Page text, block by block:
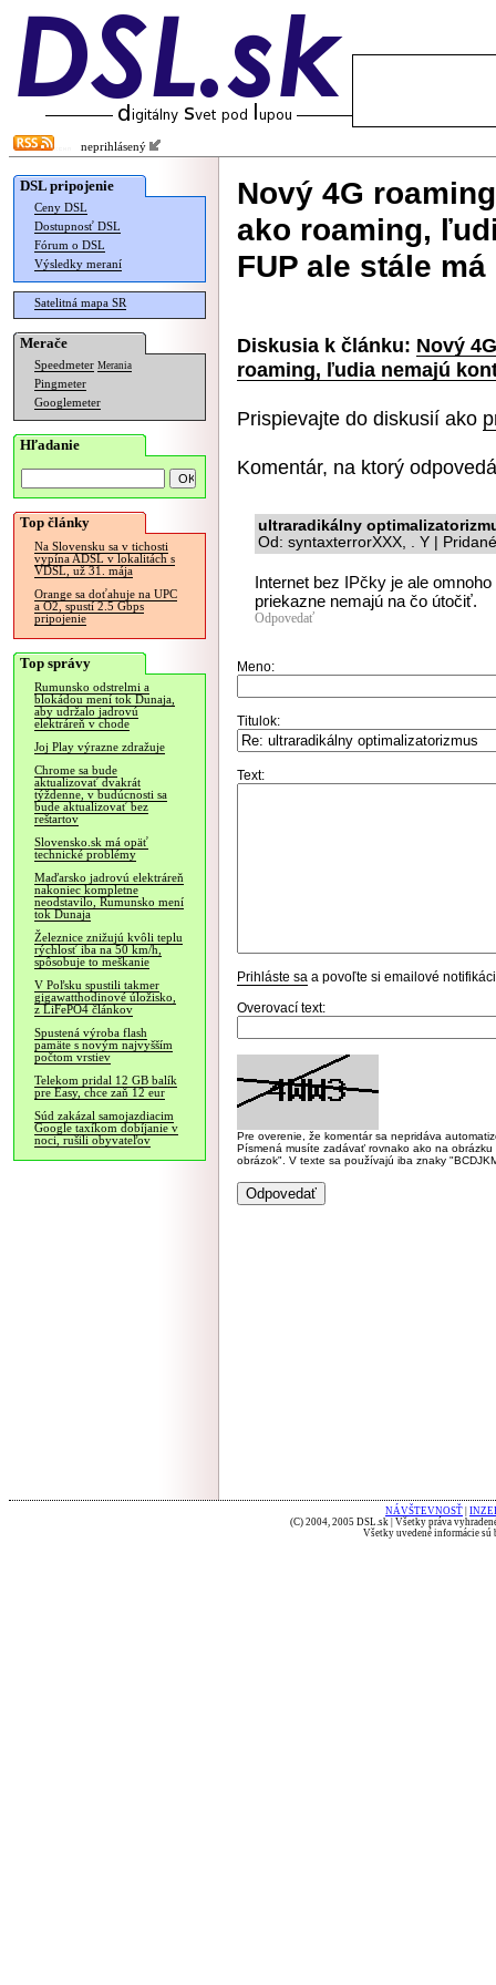
neprihlásený
DSL pripojenie
Ceny DSL
Dostupnosť DSL
Fórum o DSL
Výsledky meraní
Satelitná mapa SR
Merače
Speedmeter Merania
Pingmeter
Googlemeter
Hľadanie
Top články
Na Slovensku sa v tichosti
vypína ADSL v lokalitách s
VDSL, už 31. mája
Orange sa doťahuje na UPC
a O2, spustí 2.5 Gbps
pripojenie
Top správy
Rumunsko odstrelmi a
blokádou mení tok Dunaja,
aby udržalo jadrovú
elektráreň v chode
Joj Play výrazne zdražuje
Chrome sa bude
aktualizovať dvakrát
týždenne, v budúcnosti sa
bude aktualizovať bez
reštartov
Slovensko.sk má opäť
technické problémy
Maďarsko jadrovú elektráreň
nakoniec kompletne
neodstavilo, Rumunsko mení
tok Dunaja
Železnice znižujú kvôli teplu
rýchlosť iba na 50 km/h,
spôsobuje to meškanie
V Poľsku spustili takmer
gigawatthodinové úložisko,
z LiFePO4 článkov
Spustená výroba flash
pamäte s novým najvyšším
počtom vrstiev
Telekom pridal 12 GB balík
pre Easy, chce zaň 12 eur
Súd zakázal samojazdiacim
Google taxíkom dobíjanie v
noci, rušili obyvateľov
Nový 4G
ako roaming,
FUP ale stále má
Diskusia k článku: Nový
roaming, ľudia nemajú
Prispievajte do diskusií ako
Komentár, na ktorý
ultraradikálny
Od: syntaxterrorXXX, . Y |
Internet bez IPčky je ale
priekazne nemajú na čo útočiť.
Odpovedať
Meno:
Titulok:
Text:
Prihláste sa a povoľte si emailové
Overovací text:
Pre overenie, že komentár sa nepridáva
Písmená musíte zadávať rovnako ako na
obrázok". V texte sa používajú iba znaky
NÁVŠTEVNOSŤ
(C) 2004, 2005 DSL.sk | Všetky práva
Všetky uvedené informácie sú